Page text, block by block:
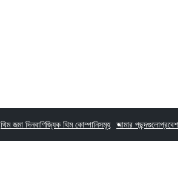
থিম জমা দিনবাণিজ্যিক থিম কোম্পানিসমূহ আমার পছন্দগুলোপ্রবেশ